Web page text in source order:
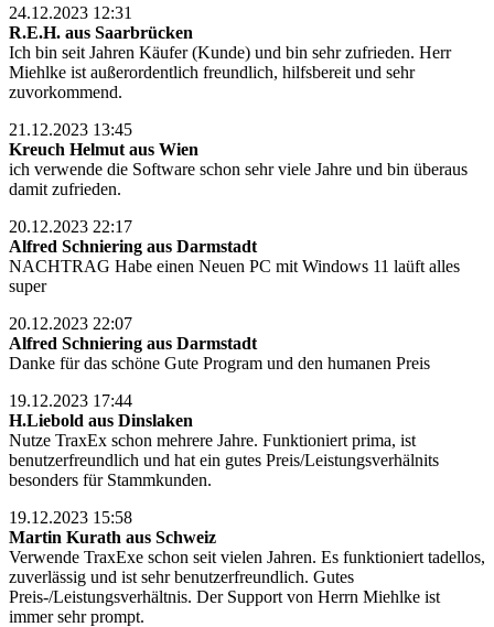
24.12.2023 12:31
R.E.H. aus Saarbrücken
Ich bin seit Jahren Käufer (Kunde) und bin sehr zufrieden. Herr
Miehlke ist außerordentlich freundlich, hilfsbereit und sehr
zuvorkommend.
21.12.2023 13:45
Kreuch Helmut aus Wien
ich verwende die Software schon sehr viele Jahre und bin überaus
damit zufrieden.
20.12.2023 22:17
Alfred Schniering aus Darmstadt
NACHTRAG Habe einen Neuen PC mit Windows 11 laüft alles
super
20.12.2023 22:07
Alfred Schniering aus Darmstadt
Danke für das schöne Gute Program und den humanen Preis
19.12.2023 17:44
H.Liebold aus Dinslaken
Nutze TraxEx schon mehrere Jahre. Funktioniert prima, ist
benutzerfreundlich und hat ein gutes Preis/Leistungsverhälnits
besonders für Stammkunden.
19.12.2023 15:58
Martin Kurath aus Schweiz
Verwende TraxExe schon seit vielen Jahren. Es funktioniert tadellos,
zuverlässig und ist sehr benutzerfreundlich. Gutes
Preis-/Leistungsverhältnis. Der Support von Herrn Miehlke ist
immer sehr prompt.